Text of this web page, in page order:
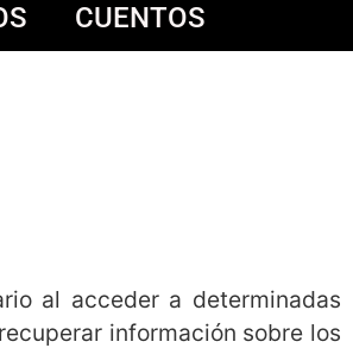
CUENTOS
al acceder a determinadas
información sobre los